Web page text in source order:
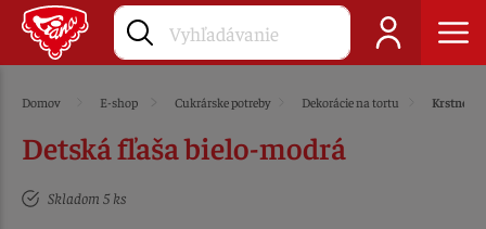
Domov E-shop Cukrárske potreby Dekorácie na tortu Krstné
Detská fľaša bielo-modrá
Skladom 5 ks